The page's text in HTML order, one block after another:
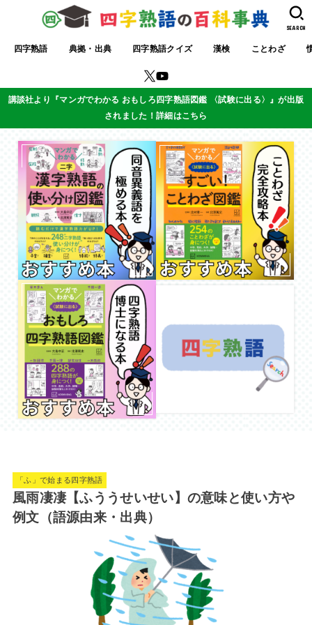
四字熟語 典拠・出典 四字熟語クイズ 漢検 ことわざ
SEARCH
講談社より『マンガでわかる おもしろ四字熟語図鑑 〈試験に出る〉』が出版
されました！詳細はこちら
「ふ」で始まる四字熟語
風雨凄凄【ふううせいせい】の意味と使い方や
例文（語源由来・出典）